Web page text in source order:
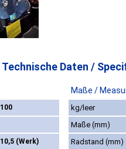
Technische Daten /
Maße /
100
kg/leer
Maße (mm)
10,5 (Werk) Radstand (mm)